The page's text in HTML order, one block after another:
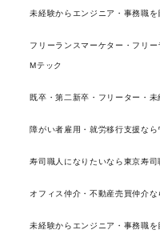
未経験からエンジニア・事務職
フリーランスマーケター・フリ
Mテック
既卒・第二新卒・フリーター・
障がい者雇用・就労移行支援な
寿司職人になりたいなら東京寿司
オフィス仲介・不動産売買仲介
未経験からエンジニア・事務職